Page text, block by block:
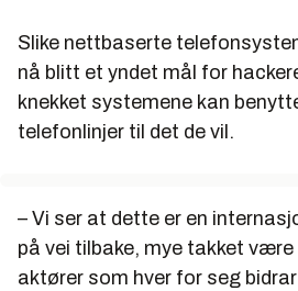
Slike nettbaserte
nå blitt et yndet mål for
knekket systemene kan
telefonlinjer til det de vil.
– Vi ser at dette er en
på vei tilbake, mye takket
aktører som hver for seg